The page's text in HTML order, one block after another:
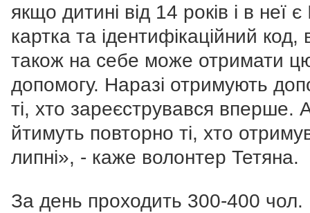
якщо дитині від 14 років і в неї є
картка та ідентифікаційний код,
також на себе може отримати
допомогу. Наразі отримують
ті, хто зареєструвався вперше.
йтимуть повторно ті, хто
липні», - каже волонтер Тетяна.
За день проходить 300-400 чол.